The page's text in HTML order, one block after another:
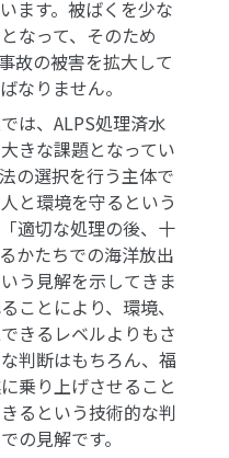
ます。被ばくを少な
なって、そのため
故の被害を拡大して
なりません。
は、ALPS処理済水
きな課題となってい
の選択を行う主体で
と環境を守るという
適切な処理の後、十
かたちでの海洋放出
う見解を示してきま
ことにより、環境、
きるレベルよりもさ
判断はもちろん、福
乗り上げさせること
るという技術的な判
の見解です。